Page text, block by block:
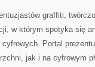
graffiti,
w którym spotyka się
Portal
jak i na cyfrowym